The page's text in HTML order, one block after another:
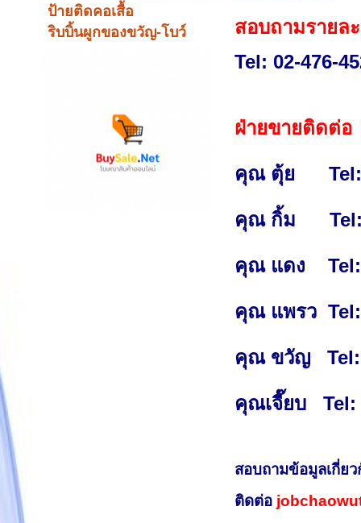
ป้ายติดคอเสื้อ
ริบบิ้นผูกของขวัญ-โบว์
สอบถามรายล
Tel: 02-476-
ฝ่ายขายติดต่อ
คุณ ตุ้ย Tel:
คุณ กิ้ม Tel:
คุณ แดง Tel:
คุณ แพรวTel:
คุณ ขวัญTel:
คุณเจี๊ยบ Tel:
สอบถามข้อมูลเกี่ย
ติดต่อ